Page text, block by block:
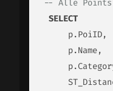
-- Alle Points
SELECT
     p.PoiID,
     p.Name,